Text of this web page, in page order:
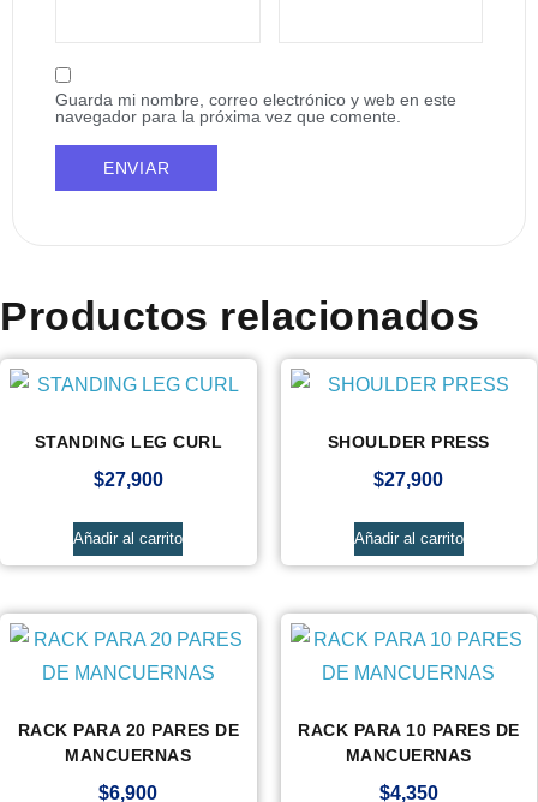
Guarda mi nombre, correo electrónico y web en este
navegador para la próxima vez que comente.
Productos relacionados
STANDING LEG CURL
$27,900
Añadir al carrito
SHOULDER PRESS
$27,900
Añadir al carrito
RACK PARA 20 PARES DE
MANCUERNAS
$6,900
RACK PARA 10 PARES DE
MANCUERNAS
$4,350